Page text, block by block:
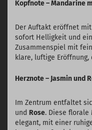
Kopfnote – Mandarine
Der Auftakt eröffnet
sofort Helligkeit und
Zusammenspiel mit
klare, luftige
Herznote – Jasmin und
Im Zentrum entfaltet
und Rose. Diese
elegant, mit einer